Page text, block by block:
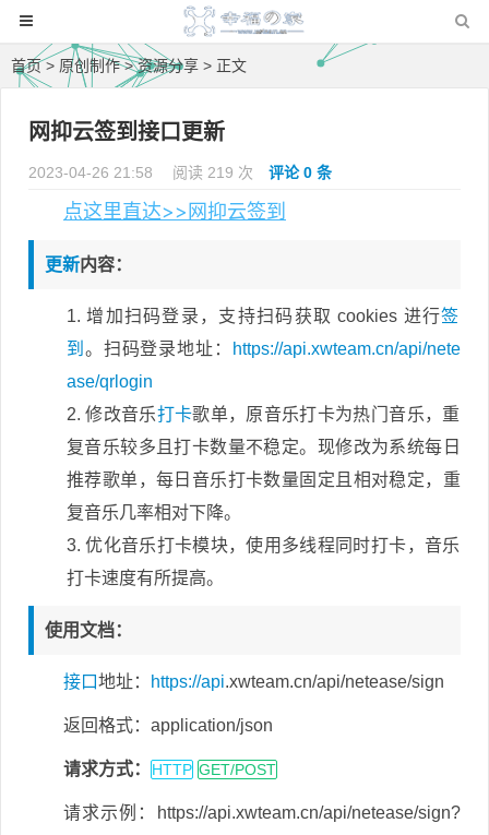
首页> 原创制作>资源分享 > 正文
网抑云签到接口更新
2023-04-26 21:58 阅读 219 次 评论 0 条
点这里直达>>网抑云签到
更新内容：
增加扫码登录，支持扫码获取 cookies 进行签
到 。扫码登录地址：
https://api.xwteam.cn/api/nete
ase/qrlogin
修改音乐打卡歌单，原音乐打卡为热门音乐，重
复音乐较多且打卡数量不稳定。现修改为系统每日
推荐歌单，每日音乐打卡数量固定且相对稳定，重
复音乐几率相对下降。
优化音乐打卡模块，使用多线程同时打卡，音乐
打卡速度有所提高。
使用文档：
接口地址： https://api.xwteam.cn/api/netease/sign
返回格式： application/json
请求方式： HTTP GET/POST
请求示例：
https://api.xwteam.cn/api/netease/sign?